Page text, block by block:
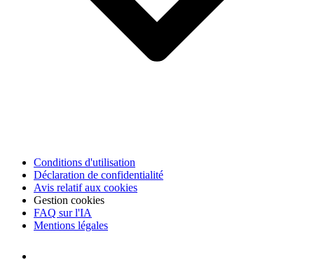
Conditions d'utilisation
Déclaration de confidentialité
Avis relatif aux cookies
Gestion cookies
FAQ sur l'IA
Mentions légales